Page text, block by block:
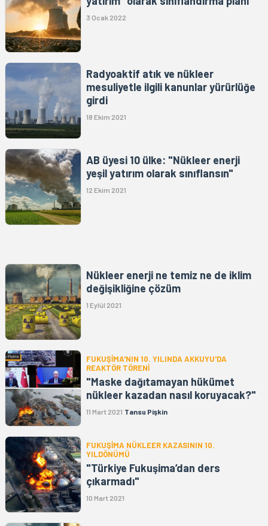
3 Ocak 2022
Radyoaktif atık ve nükleer
mesuliyetle ilgili kanunlar yürürlüğe
girdi
18 Ekim 2021
AB üyesi 10 ülke: "Nükleer enerji
yeşil yatırım olarak sınıflansın"
12 Ekim 2021
Nükleer enerji ne temiz ne de iklim
değişikliğine çözüm
1 Eylül 2021
FUKUŞİMA'NIN 10. YILINDA AKKUYU'DA
REAKTÖR TÖRENİ
"Maske dağıtamayan hükümet
nükleer kazadan nasıl koruyacak?"
11 Mart 2021 Tansu Pişkin
FUKUŞİMA NÜKLEER KAZASININ 10.
YILDÖNÜMÜ
"Türkiye Fukuşima’dan ders
çıkarmadı"
10 Mart 2021